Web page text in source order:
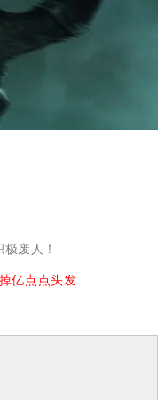
废人！
亿点点头发...